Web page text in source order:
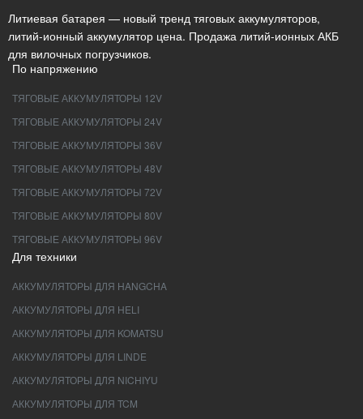
Литиевая батарея — новый тренд тяговых аккумуляторов,
литий-ионный аккумулятор цена. Продажа литий-ионных АКБ
для вилочных погрузчиков.
По напряжению
ТЯГОВЫЕ АККУМУЛЯТОРЫ 12V
ТЯГОВЫЕ АККУМУЛЯТОРЫ 24V
ТЯГОВЫЕ АККУМУЛЯТОРЫ 36V
ТЯГОВЫЕ АККУМУЛЯТОРЫ 48V
ТЯГОВЫЕ АККУМУЛЯТОРЫ 72V
ТЯГОВЫЕ АККУМУЛЯТОРЫ 80V
ТЯГОВЫЕ АККУМУЛЯТОРЫ 96V
Для техники
АККУМУЛЯТОРЫ ДЛЯ HANGCHA
АККУМУЛЯТОРЫ ДЛЯ HELI
АККУМУЛЯТОРЫ ДЛЯ KOMATSU
АККУМУЛЯТОРЫ ДЛЯ LINDE
АККУМУЛЯТОРЫ ДЛЯ NICHIYU
АККУМУЛЯТОРЫ ДЛЯ TCM